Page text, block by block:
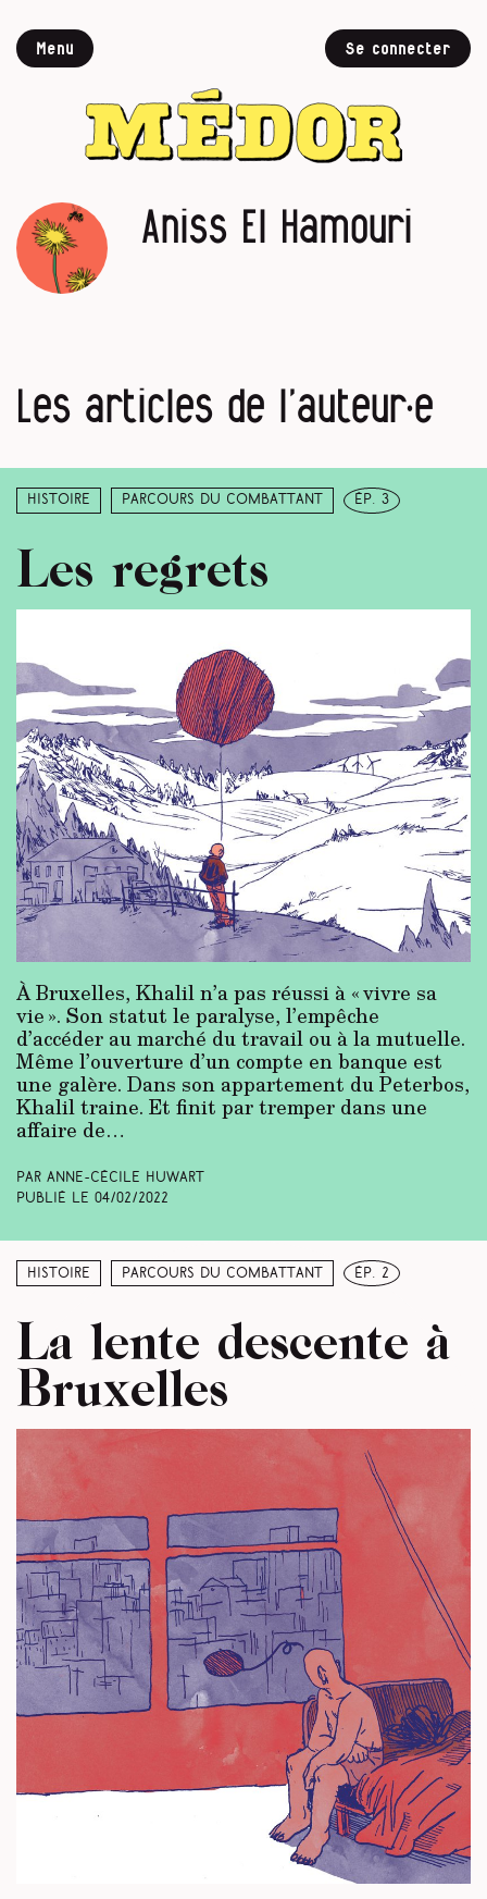
Menu Se connecter
Aniss El Hamouri
Les articles de l’auteur·e
Histoire Parcours du combattant ép. 3
Les regrets
À Bruxelles, Khalil n’a pas réussi à « vivre sa
vie ». Son statut le paralyse, l’empêche
d’accéder au marché du travail ou à la mutuelle.
Même l’ouverture d’un compte en banque est
une galère. Dans son appartement du Peterbos,
Khalil traine. Et finit par tremper dans une
affaire de…
Par Anne-Cécile Huwart
Publié le 04/02/2022
Histoire Parcours du combattant ép. 2
La lente descente à
Bruxelles